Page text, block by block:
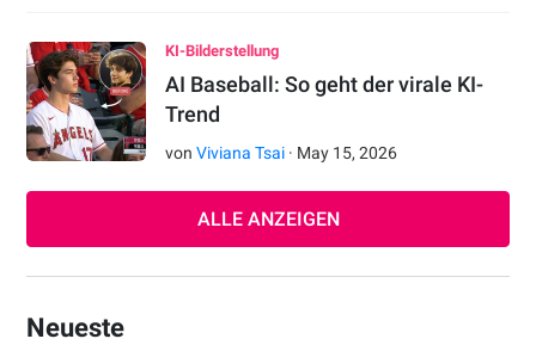
KI-Bilderstellung
AI Baseball: So geht der virale KI-
Trend
vonViviana Tsai · May 15,2026
ALLE ANZEIGEN
Neueste